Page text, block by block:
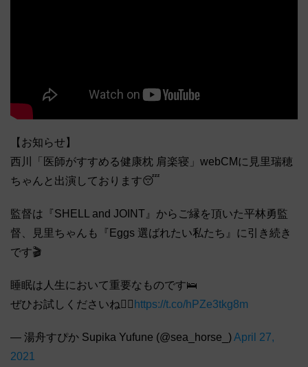
【お知らせ】
西川「医師がすすめる健康枕 肩楽寝」webCMに見里瑞穂
ちゃんと出演しております😴
監督は『SHELL and JOINT』からご縁を頂いた平林勇監
督、見里ちゃんも『Eggs 選ばれたい私たち』に引き続き
です🎬
睡眠は人生において重要なものです🛌
ぜひお試しくださいね👩‍⚕️ https://t.co/hPZe3tkg8m
— 湯舟すぴか Supika Yufune (@sea_horse_)April 27,
2021